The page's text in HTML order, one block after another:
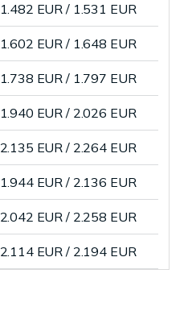
1.482 EUR / 1.531 EUR
1.602 EUR / 1.648 EUR
1.738 EUR / 1.797 EUR
1.940 EUR / 2.026 EUR
2.135 EUR / 2.264 EUR
1.944 EUR / 2.136 EUR
2.042 EUR / 2.258 EUR
2.114 EUR / 2.194 EUR